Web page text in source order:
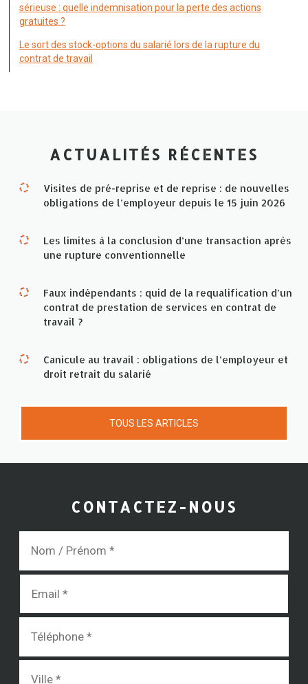
sérieuse : quelle indemnisation pour la perte des actions
gratuites ?
Le sort des stock-options du salarié lors de la rupture du
contrat de travail
ACTUALITÉS RÉCENTES
Visites de pré-reprise et de reprise : de nouvelles
obligations de l’employeur depuis le 15 juin 2026
Les limites à la conclusion d’une transaction après
une rupture conventionnelle
Faux indépendants : quid de la requalification d’un
contrat de prestation de services en contrat de
travail ?
Canicule au travail : obligations de l’employeur et
droit retrait du salarié
TOUS LES ARTICLES
CONTACTEZ-NOUS